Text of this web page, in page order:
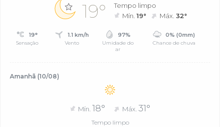
19°
Tempo limpo
Mín.19° Máx.32°
19°
Sensação
1.1 km/h
Vento
97%
Umidade do
ar
0% (0mm)
Chance de chuva
Amanhã (10/08)
Mín. 18° Máx. 31°
Tempo limpo